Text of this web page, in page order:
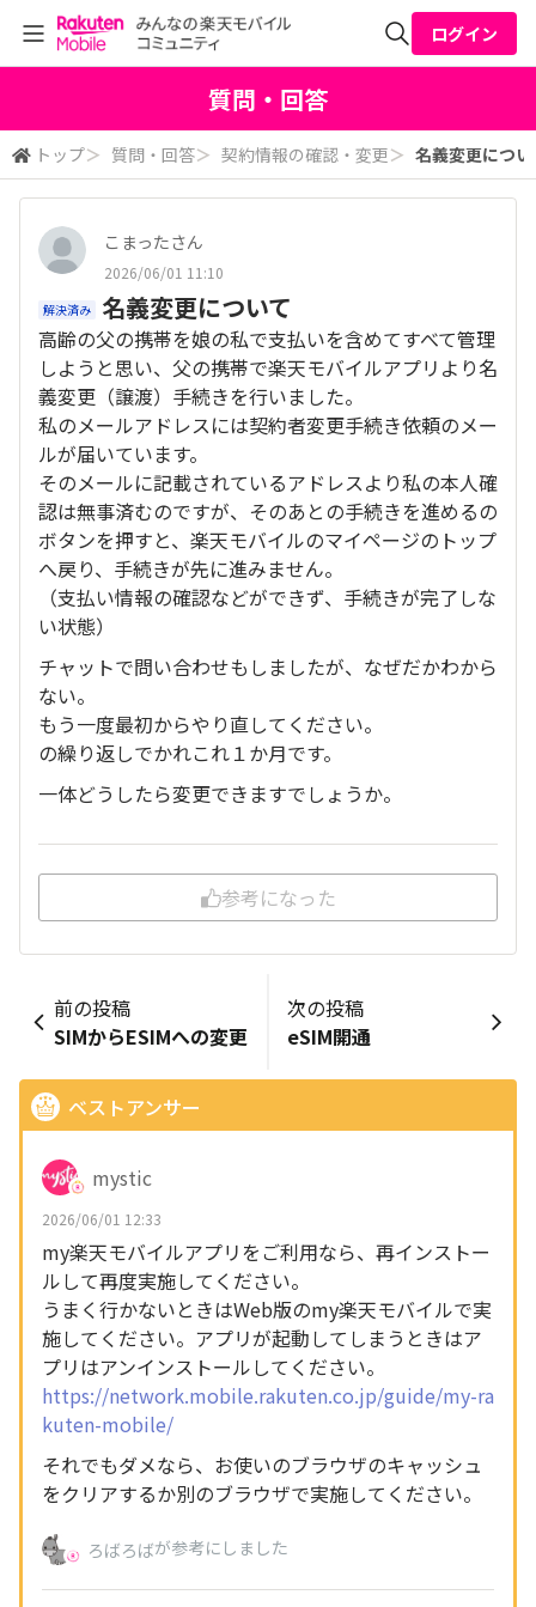
検索
ログイン
質問・回答
トップ＞ 質問・回答＞ 契約情報の確認・変更＞ 名義変更につ
こまったさん
2026/06/01 11:10
解決済み 名義変更について
高齢の父の携帯を娘の私で支払いを含めてすべて管理
しようと思い、父の携帯で楽天モバイルアプリより名
義変更（譲渡）手続きを行いました。
私のメールアドレスには契約者変更手続き依頼のメー
ルが届いています。
そのメールに記載されているアドレスより私の本人確
認は無事済むのですが、そのあとの手続きを進めるの
ボタンを押すと、楽天モバイルのマイページのトップ
へ戻り、手続きが先に進みません。
（支払い情報の確認などができず、手続きが完了しな
い状態）
チャットで問い合わせもしましたが、なぜだかわから
ない。
もう一度最初からやり直してください。
の繰り返しでかれこれ１か月です。
一体どうしたら変更できますでしょうか。
参考になった
前の投稿
SIMからESIMへの変更
次の投稿
eSIM開通
ベストアンサー
mystic
2026/06/01 12:33
my楽天モバイルアプリをご利用なら、再インストー
ルして再度実施してください。
うまく行かないときはWeb版のmy楽天モバイルで実
施してください。アプリが起動してしまうときはア
プリはアンインストールしてください。
https://network.mobile.rakuten.co.jp/guide/my-ra
kuten-mobile/
それでもダメなら、お使いのブラウザのキャッシュ
をクリアするか別のブラウザで実施してください。
ろばろばが参考にしました